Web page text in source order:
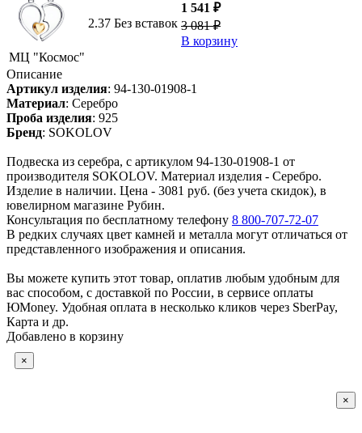
МЦ "Космос"
2.37 Без вставок
1 541 ₽
3 081 ₽
В корзину
Описание
Артикул изделия: 94-130-01908-1
Материал: Серебро
Проба изделия: 925
Бренд: SOKOLOV
Подвеска из серебра, с артикулом 94-130-01908-1 от
производителя SOKOLOV. Материал изделия - Серебро.
Изделие в наличии. Цена - 3081 руб. (без учета скидок), в
ювелирном магазине Рубин.
Консультация по бесплатному телефону 8 800-707-72-07
В редких случаях цвет камней и металла могут отличаться от
представленного изображения и описания.
Вы можете купить этот товар, оплатив любым удобным для
вас способом, с доставкой по России, в сервисе оплаты
ЮMoney. Удобная оплата в несколько кликов через SberPay,
Карта и др.
Добавлено в корзину
×
×